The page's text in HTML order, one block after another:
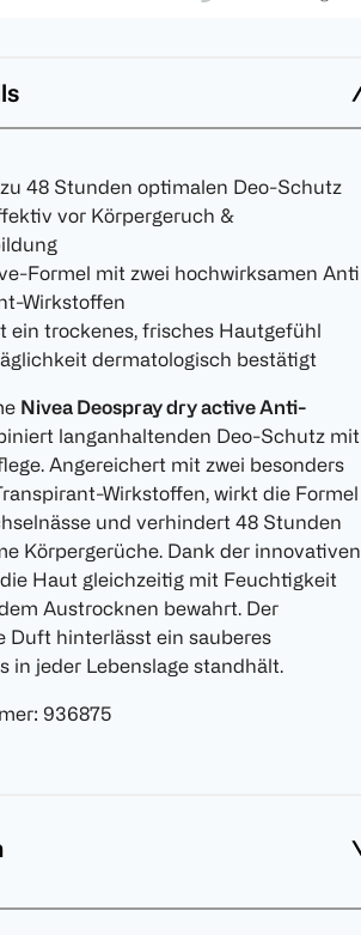
48 Stunden optimalen Deo-Schutz
vor Körpergeruch &
Formel mit zwei hochwirksamen
Wirkstoffen
ein trockenes, frisches Hautgefühl
dermatologisch bestätigt
Nivea Deospray dry active Anti-
langanhaltenden Deo-Schutz mit
Angereichert mit zwei besonders
Wirkstoffen, wirkt die Formel
und verhindert 48 Stunden
Körpergerüche. Dank der innovativen
Haut gleichzeitig mit Feuchtigkeit
Austrocknen bewahrt. Der
Duft hinterlässt ein sauberes
in jeder Lebenslage standhält.
: 936875